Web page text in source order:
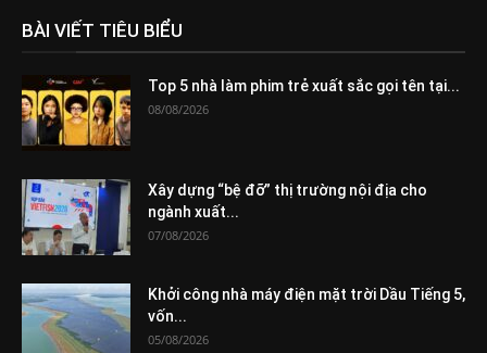
BÀI VIẾT TIÊU BIỂU
Top 5 nhà làm phim trẻ xuất sắc gọi tên tại...
08/08/2026
Xây dựng “bệ đỡ” thị trường nội địa cho
ngành xuất...
07/08/2026
Khởi công nhà máy điện mặt trời Dầu Tiếng 5,
vốn...
05/08/2026